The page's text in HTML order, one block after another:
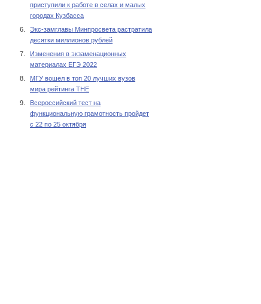
приступили к работе в селах и малых
городах Кузбасса
6.
Экс-замглавы Минпросвета растратила
десятки миллионов рублей
7.
Изменения в экзаменационных
материалах ЕГЭ 2022
8.
МГУ вошел в топ 20 лучших вузов
мира рейтинга THE
9.
Всероссийский тест на
функциональную грамотность пройдет
с 22 по 25 октября